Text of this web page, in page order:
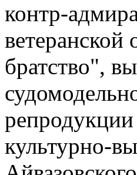
контр-
братство",
культурно-